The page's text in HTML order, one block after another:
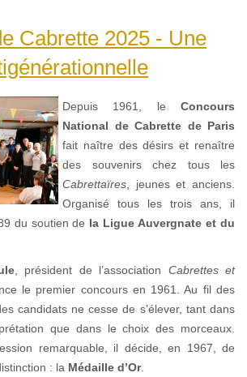
Cabrette 2025 - Une
Depuis 1961, le Concours
National de Cabrette de Paris
fait naître des désirs et renaître
des souvenirs chez tous les
Cabrettaïres , jeunes et anciens.
Organisé tous les trois ans, il
du soutien de la Ligue Auvergnate et du
, président de l’association Cabrettes et
le premier concours en 1961. Au fil des
candidats ne cesse de s’élever, tant dans
que dans le choix des morceaux.
remarquable, il décide, en 1967, de
: la Médaille d’Or.